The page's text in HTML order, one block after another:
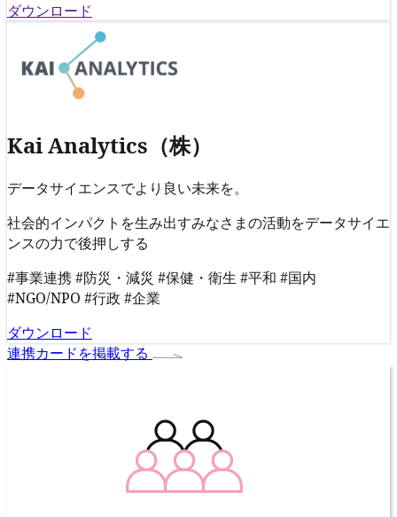
ダウンロード
Kai Analytics（株）
データサイエンスでより良い未来を。
社会的インパクトを生み出すみなさまの活動をデータサイエ
ンスの力で後押しする
#事業連携#防災・減災 #保健・衛生 #平和 #国内
#NGO/NPO #行政 #企業
ダウンロード
連携カードを掲載する